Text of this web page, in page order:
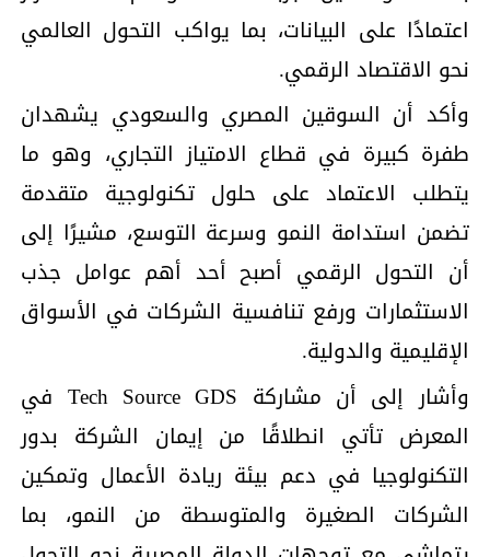
اعتمادًا على البيانات، بما يواكب التحول العالمي
نحو الاقتصاد الرقمي.
وأكد أن السوقين المصري والسعودي يشهدان
طفرة كبيرة في قطاع الامتياز التجاري، وهو ما
يتطلب الاعتماد على حلول تكنولوجية متقدمة
تضمن استدامة النمو وسرعة التوسع، مشيرًا إلى
أن التحول الرقمي أصبح أحد أهم عوامل جذب
الاستثمارات ورفع تنافسية الشركات في الأسواق
الإقليمية والدولية.
وأشار إلى أن مشاركة Tech Source GDS في
المعرض تأتي انطلاقًا من إيمان الشركة بدور
التكنولوجيا في دعم بيئة ريادة الأعمال وتمكين
الشركات الصغيرة والمتوسطة من النمو، بما